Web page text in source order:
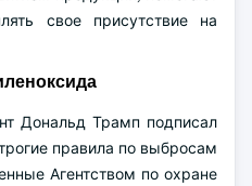
свое присутствие на
Дональд Трамп подписал
правила по выбросам
Агентством по охране